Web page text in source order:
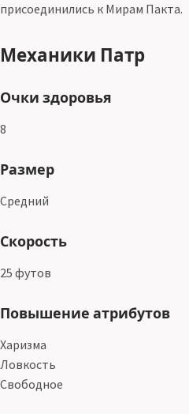
присоединились к Мирам Пакта.
Механики Патр
Очки здоровья
8
Размер
Средний
Скорость
25 футов
Повышение атрибутов
Харизма
Ловкость
Свободное